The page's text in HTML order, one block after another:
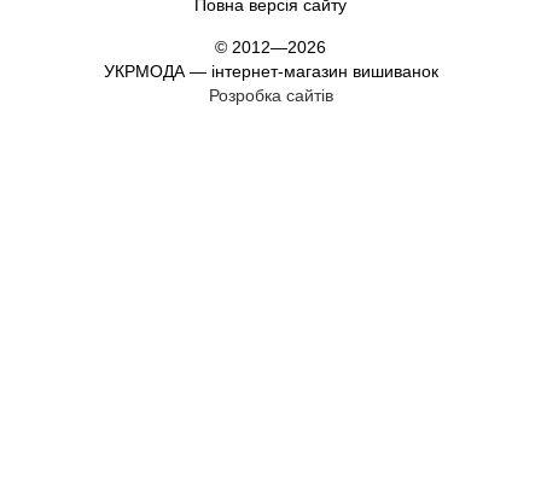
Повна версія сайту
© 2012—2026
УКРМОДА — інтернет-магазин вишиванок
Розробка сайтів